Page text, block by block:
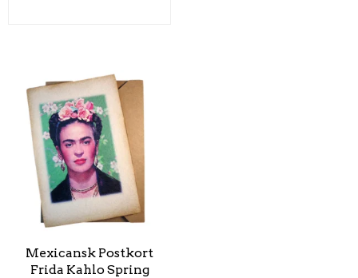
Mexicansk Postkort
Frida Kahlo Spring